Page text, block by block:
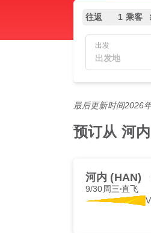
往返 1 乘客
出发
最后更新时间2026
预订从 河
河内 (HAN)
9/30周三 直飞